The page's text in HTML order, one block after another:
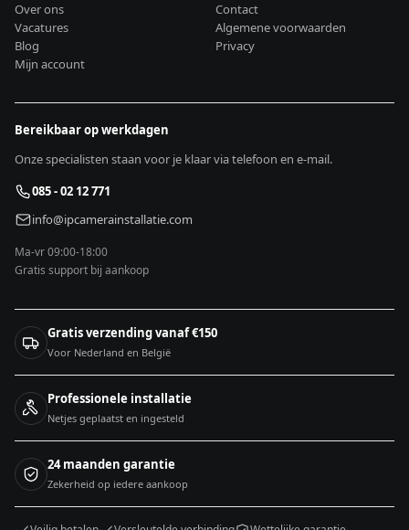
Over ons
Vacatures
Blog
Mijn account
Contact
Algemene voorwaarden
Privacy
Bereikbaar op werkdagen
Onze specialisten staan voor je klaar via telefoon en e-mail.
085 - 02 12 771
info@ipcamerainstallatie.com
Ma-vr 09:00-18:00
Gratis support bij aankoop
Gratis verzending vanaf €150
Voor Nederland en België
Professionele installatie
Netjes geplaatst en ingesteld
24 maanden garantie
Zekerheid op iedere aankoop